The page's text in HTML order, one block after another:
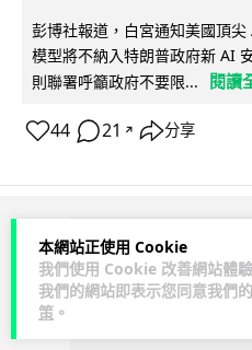
本網站正使用 Cookie
我們使用 Cookie 改善網站體
我們的網站即表示您同意我們的
策 。
彭博社報道，白宮通知美國頂
模型將不納入特朗普政府新 AI
則聯署呼籲政府不要限...
閱讀
44 21 ↗ 分享
ADVERTISEMENT